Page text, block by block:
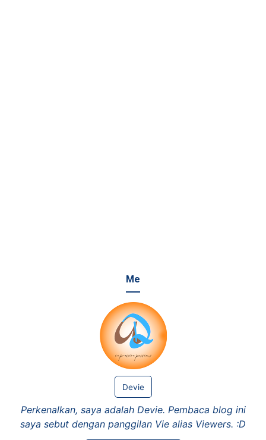
Me
Devie
Perkenalkan, saya adalah Devie. Pembaca blog ini
saya sebut dengan panggilan Vie alias Viewers. :D